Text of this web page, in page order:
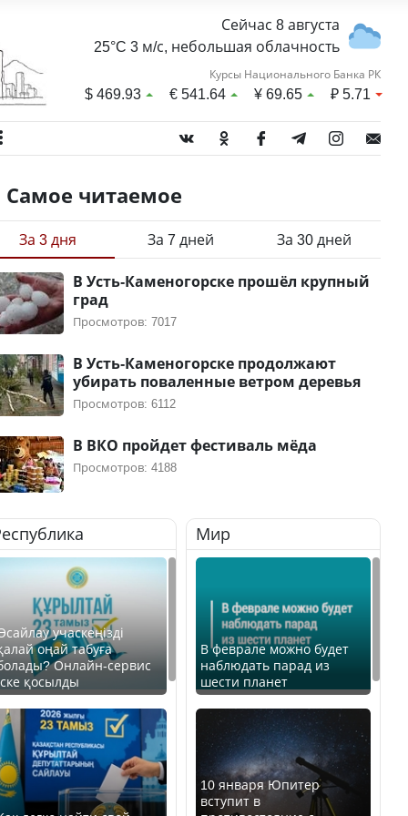
Сейчас 8 августа
25°C 3 м/с, небольшая облачность
Курсы Национального Банка РК
$469.93 €541.64 ¥69.65 ₽5.71
Самое читаемое
За 3 дня За 7 дней За 30 дней
В Усть-Каменогорске прошёл крупный
град
Просмотров: 7017
В Усть-Каменогорске продолжают
убирать поваленные ветром деревья
Просмотров: 6112
В ВКО пройдет фестиваль мёда
Просмотров: 4188
учаскеңізді
оңай табуға
Онлайн-сервис
қосылды
Мир
В феврале можно будет
наблюдать парад из
шести планет
10 января Юпитер
вступит в